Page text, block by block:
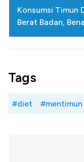
Konsumsi Timun
Berat Badan,
Tags
#diet #mentimun